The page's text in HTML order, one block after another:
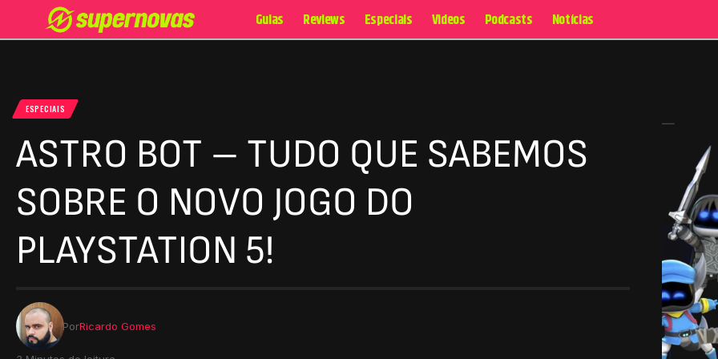
Guias Reviews Especiais Videos Podcasts Notícias
ESPECIAIS
ASTRO BOT – TUDO QUE SABEMOS
SOBRE O NOVO JOGO DO
PLAYSTATION 5!
PorRicardo Gomes